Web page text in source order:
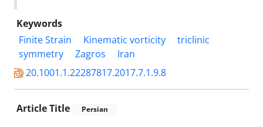
Keywords
Finite Strain
Kinematic vorticity
triclinic
symmetry
Zagros
Iran
20.1001.1.22287817.2017.7.1.9.8
Article Title Persian